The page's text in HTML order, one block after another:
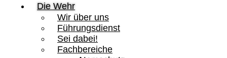
Die Wehr
Wir über uns
Führungsdienst
Sei dabei!
Fachbereiche